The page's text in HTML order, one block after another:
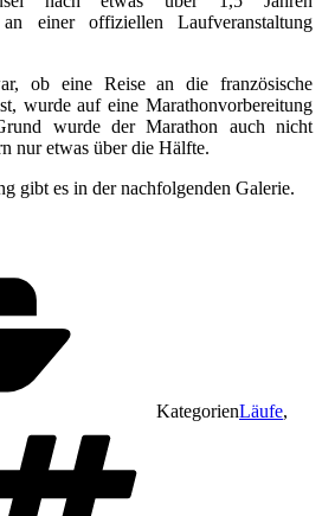
einer offiziellen Laufveranstaltung
ob eine Reise an die französische
wurde auf eine Marathonvorbereitung
wurde der Marathon auch nicht
nur etwas über die Hälfte.
gibt es in der nachfolgenden Galerie.
KategorienLäufe,